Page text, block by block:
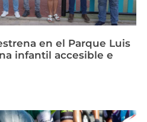
en el Parque Luis
infantil accesible e